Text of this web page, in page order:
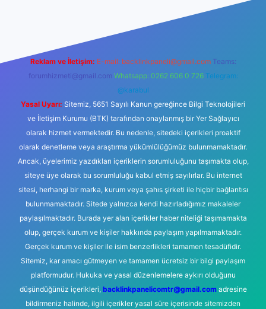
Reklam ve İletişim: E-mail: backlinkpaneli@gmail.com Teams:
forumhizmeti@gmail.com Whatsapp: 0262 606 0 726 Telegram:
@karabul
Yasal Uyarı: Sitemiz, 5651 Sayılı Kanun gereğince Bilgi Teknolojileri
ve İletişim Kurumu (BTK) tarafından onaylanmış bir Yer Sağlayıcı
olarak hizmet vermektedir. Bu nedenle, sitedeki içerikleri proaktif
olarak denetleme veya araştırma yükümlülüğümüz bulunmamaktadır.
Ancak, üyelerimiz yazdıkları içeriklerin sorumluluğunu taşımakta olup,
siteye üye olarak bu sorumluluğu kabul etmiş sayılırlar. Bu internet
sitesi, herhangi bir marka, kurum veya şahıs şirketi ile hiçbir bağlantısı
bulunmamaktadır. Sitede yalnızca kendi hazırladığımız makaleler
paylaşılmaktadır. Burada yer alan içerikler haber niteliği taşımamakta
olup, gerçek kurum ve kişiler hakkında paylaşım yapılmamaktadır.
Gerçek kurum ve kişiler ile isim benzerlikleri tamamen tesadüfidir.
Sitemiz, kar amacı gütmeyen ve tamamen ücretsiz bir bilgi paylaşım
platformudur. Hukuka ve yasal düzenlemelere aykırı olduğunu
düşündüğünüz içerikleri, backlinkpanelicomtr@gmail.comadresine
bildirmeniz halinde, ilgili içerikler yasal süre içerisinde sitemizden